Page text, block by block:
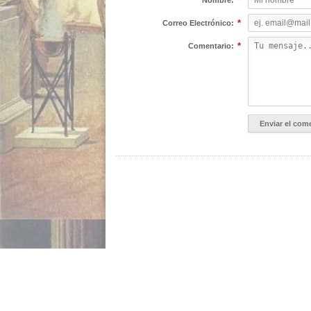
Correo Electrónico: *
Comentario: *